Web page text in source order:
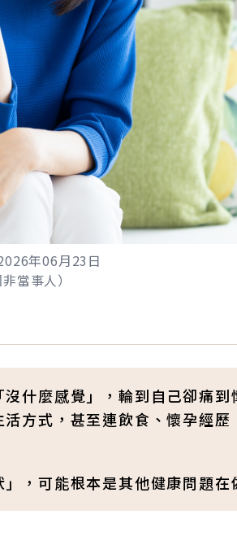
年06月23日
當事人）
什麼感覺」，輪到自己卻痛
方式，甚至連飲食、懷孕經
，可能根本是其他健康問題在